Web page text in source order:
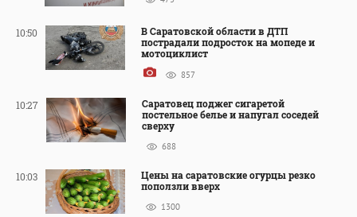
10:50
В Саратовской области в ДТП
пострадали подросток на мопеде и
мотоциклист
857
10:27
Саратовец поджег сигаретой
постельное белье и напугал соседей
сверху
688
10:03
Цены на саратовские огурцы резко
поползли вверх
1300